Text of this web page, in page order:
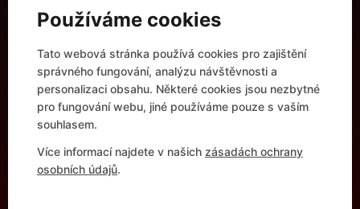
Central infrastructure
Networking
Automation and Container Solutions
Modern Workplace
HELPFUL LINKS
References
Partnerships
Company Profile
Používáme cookies
Tato webová stránka používá cookies pro zajištění
správného fungování, analýzu návštěvnosti a
personalizaci obsahu. Některé cookies jsou nezbytné
pro fungování webu, jiné používáme pouze s vaším
souhlasem.
Více informací najdete v našich zásadách ochrany
osobních údajů.